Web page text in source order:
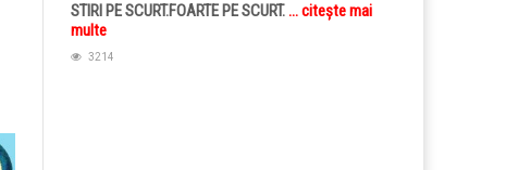
STIRI PE SCURT.FOARTE PE SCURT.... citește mai
multe
3214